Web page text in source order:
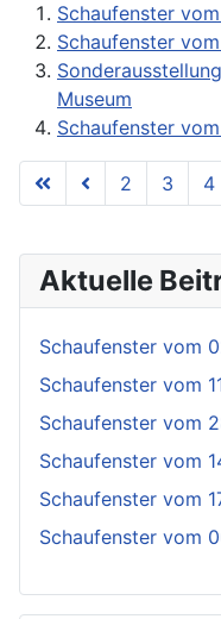
Schaufenster
Schaufenster
Museum
Schaufenster
2 3 4
Aktuelle
Schaufenster vom
Schaufenster vom
Schaufenster vom
Schaufenster vom
Schaufenster vom
Schaufenster vom